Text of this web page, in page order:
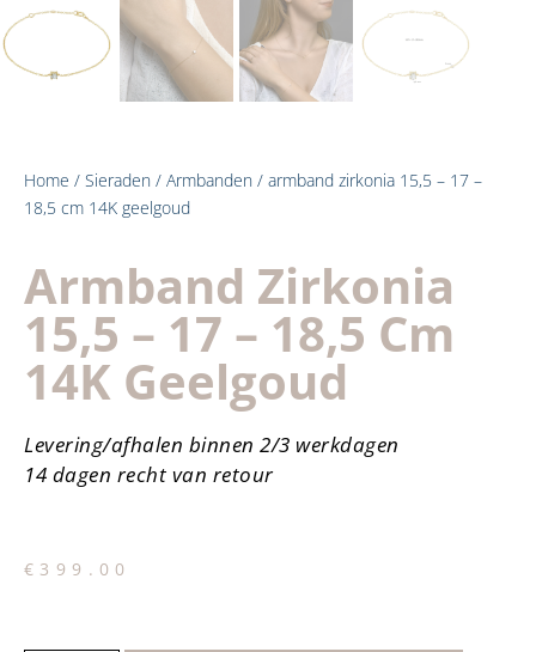
Home / Sieraden / Armbanden / armband zirkonia 15,5 – 17 –
18,5 cm 14K geelgoud
Armband Zirkonia
15,5 – 17 – 18,5 Cm
14K Geelgoud
Levering/afhalen binnen 2/3 werkdagen
14 dagen recht van retour
€ 399.00